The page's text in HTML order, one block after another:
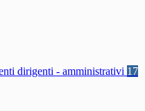
dirigenti - amministrativi 17